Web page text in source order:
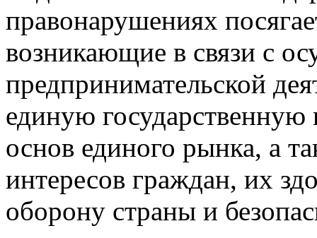
правонарушениях
возникающие в связи с
предпринимательской
единую государственную
основ единого рынка, а
интересов граждан, их
оборону страны и